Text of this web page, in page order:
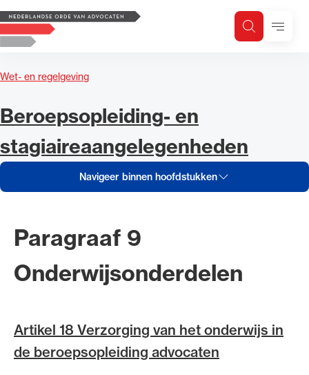
Logo, to the homepage
ZoekenMenu
Wet- en regelgeving
Navigeer binnen hoofdstukken
Paragraaf 9
Onderwijsonderdelen
Artikel 18 Verzorging van het onderwijs in
de beroepsopleiding advocaten
Navigeer inhoud van
Beroepsopleiding- en
stagiaireaangelegenheden
Navigeer inhoud van
Zoeken
Zoek op trefwoord
Uitgelicht